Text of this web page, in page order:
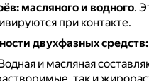
масляного и водного.
при контакте.
двухфазных средств:
и масляная